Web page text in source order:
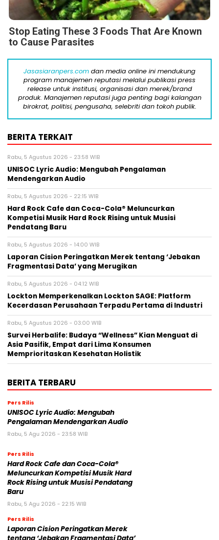
Stop Eating These 3 Foods That Are Known
to Cause Parasites
Jasasiaranpers.com dan media online ini mendukung
program manajemen reputasi melalui publikasi press
release untuk institusi, organisasi dan merek/brand
produk. Manajemen reputasi juga penting bagi kalangan
birokrat, politisi, pengusaha, selebriti dan tokoh publik.
BERITA TERKAIT
Rabu, 5 Agustus 2026 - 23:58 WIB
UNISOC Lyric Audio: Mengubah Pengalaman
Mendengarkan Audio
Rabu, 5 Agustus 2026 - 22:15 WIB
Hard Rock Cafe dan Coca-Cola® Meluncurkan
Kompetisi Musik Hard Rock Rising untuk Musisi
Pendatang Baru
Rabu, 5 Agustus 2026 - 14:00 WIB
Laporan Cision Peringatkan Merek tentang ‘Jebakan
Fragmentasi Data’ yang Merugikan
Rabu, 5 Agustus 2026 - 04:12 WIB
Lockton Memperkenalkan Lockton SAGE: Platform
Kecerdasan Perusahaan Terpadu Pertama di Industri
Rabu, 5 Agustus 2026 - 03:00 WIB
Survei Herbalife: Budaya “Wellness” Kian Menguat di
Asia Pasifik, Empat dari Lima Konsumen
Memprioritaskan Kesehatan Holistik
BERITA TERBARU
Pers Rilis
UNISOC Lyric Audio: Mengubah
Pengalaman Mendengarkan Audio
Rabu, 5 Agu 2026 - 23:58 WIB
Pers Rilis
Hard Rock Cafe dan Coca-Cola®
Meluncurkan Kompetisi Musik Hard
Rock Rising untuk Musisi Pendatang
Baru
Rabu, 5 Agu 2026 - 22:15 WIB
Pers Rilis
Laporan Cision Peringatkan Merek